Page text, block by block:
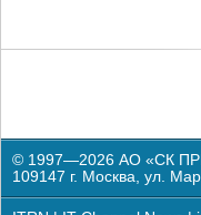
© 1997—2026 АО «СК
109147 г. Москва, ул.